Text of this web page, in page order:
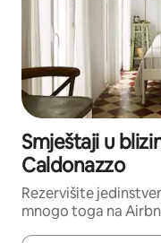
Smještaji u
Caldonazzo
Rezervišite
mnogo toga na